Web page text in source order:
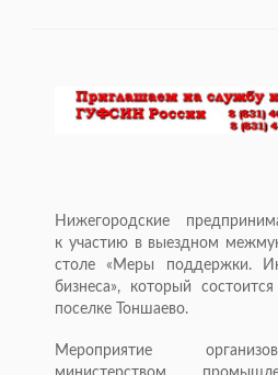
Нижегородские
к участию в выездном
столе «Меры поддержки.
бизнеса», который
поселке Тоншаево.
Мероприятие